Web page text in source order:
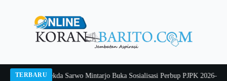
TERBARU
2026Pj Sekda Sarwo Mintarjo Buka Sosialisasi Perbup PJPK 2026–2030